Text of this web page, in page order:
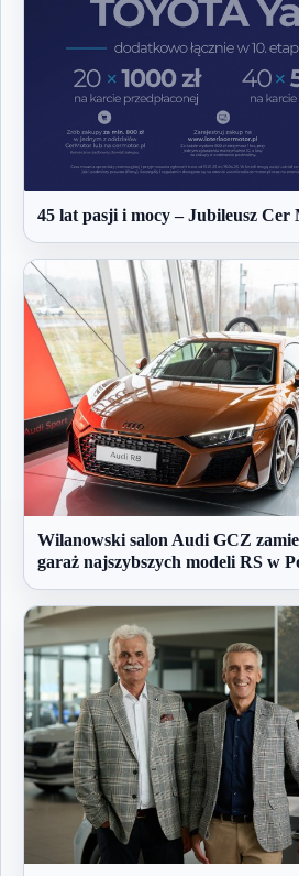
45 lat pasji i mocy – Jubileusz Cer
Wilanowski salon Audi GCZ
garaż najszybszych modeli RS w